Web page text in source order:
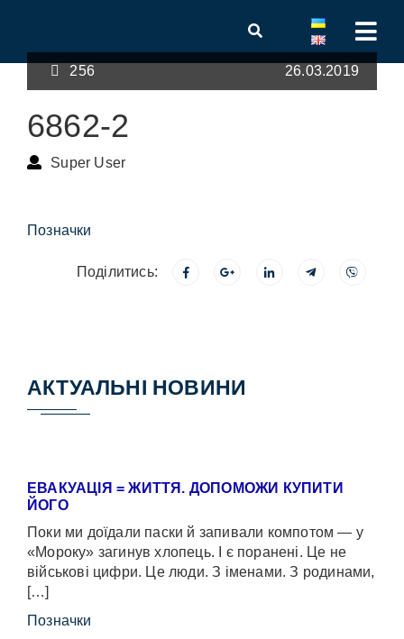
256 26.03.2019
6862-2
Super User
Позначки
Поділитись:
АКТУАЛЬНІ НОВИНИ
ЕВАКУАЦІЯ = ЖИТТЯ. ДОПОМОЖИ КУПИТИ
ЙОГО
Поки ми доїдали паски й запивали компотом — у
«Мороку» загинув хлопець. І є поранені. Це не
військові цифри. Це люди. З іменами. З родинами,
[…]
Позначки